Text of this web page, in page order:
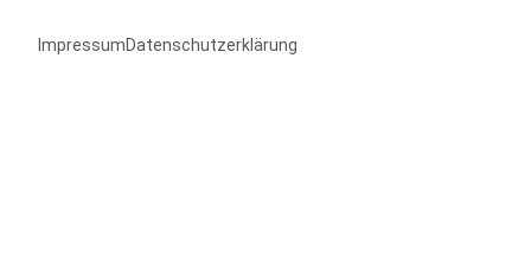
ImpressumDatenschutzerklärung